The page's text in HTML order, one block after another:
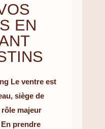
EN
Le ventre est
siège de
majeur
prendre